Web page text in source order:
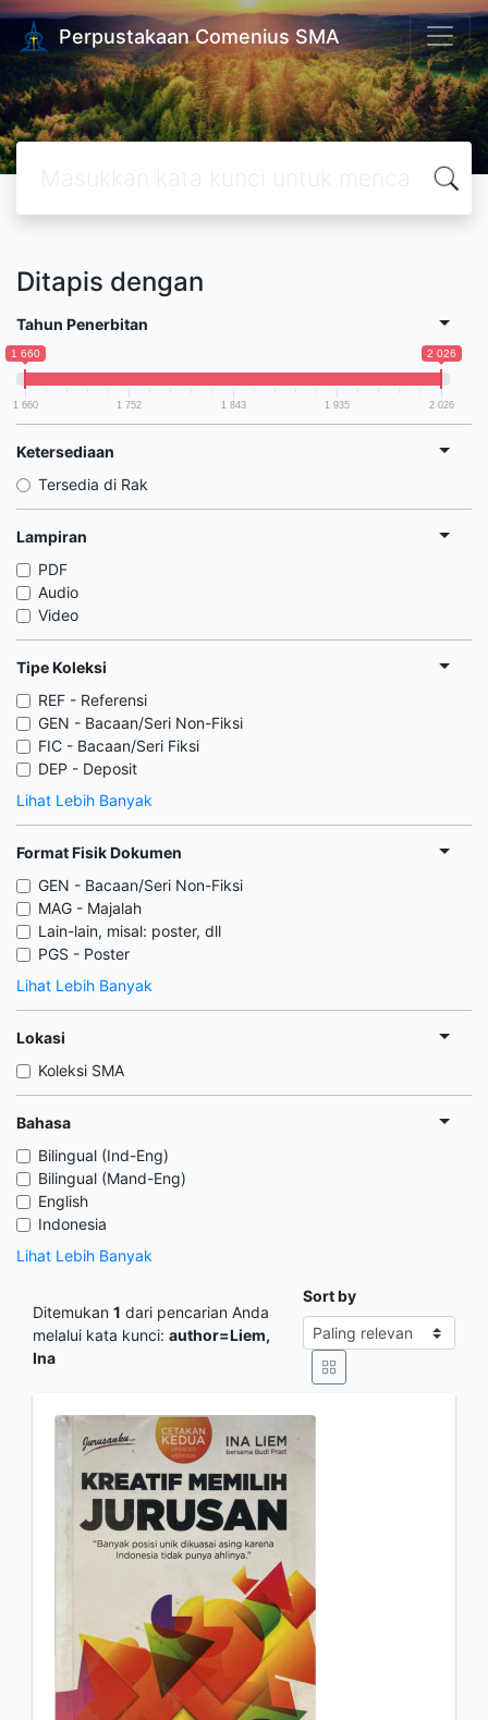
Perpustakaan Comenius SMA
Ditapis dengan
Tahun Penerbitan
1 660 2 026
1 660 1 752 1 843 1 935 2 026
Ketersediaan
Tersedia di Rak
Lampiran
PDF
Audio
Video
Tipe Koleksi
REF - Referensi
GEN - Bacaan/Seri Non-Fiksi
FIC - Bacaan/Seri Fiksi
DEP - Deposit
Lihat Lebih Banyak
Format Fisik Dokumen
GEN - Bacaan/Seri Non-Fiksi
MAG - Majalah
Lain-lain, misal: poster, dll
PGS - Poster
Lihat Lebih Banyak
Lokasi
Koleksi SMA
Bahasa
Bilingual (Ind-Eng)
Bilingual (Mand-Eng)
English
Indonesia
Lihat Lebih Banyak
Ditemukan 1 dari pencarian Anda
melalui kata kunci: author=Liem,
Ina
Sort by